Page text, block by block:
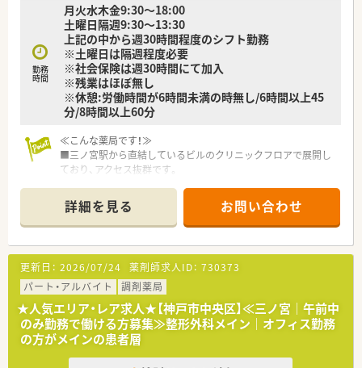
勤務
時間
月火水木金9:30～18:00
土曜日隔週9:30～13:30
上記の中から週30時間程度のシフト勤務
※土曜日は隔週程度必要
※社会保険は週30時間にて加入
※残業はほぼ無し
※休憩:労働時間が6時間未満の時無し/6時間以上45
分/8時間以上60分
≪こんな薬局です！≫
■三ノ宮駅から直結しているビルのクリニックフロアで展開し
ており、アクセス抜群です。
以上の医療機関から処方箋を応需しております。
■門前のクリニックとの関係性も良好で、疑義照会なども気兼ね
なくおこなうことができます。
■店舗内は待合室・調剤室共にゆとりあるスペースを確保してお
り、ストレスなく業務に遷延できる環境がございます。
■処方箋は1日100～120枚。薬剤師様1人当たりの対応枚数は30
枚弱とバランスの取れた業務量です。
≪業務内容について≫
■同じフロアの内科・眼科・皮膚科からは比較的軽度の症例をメ
インに応需しており一包化が少ない為、患者様をお待たせするこ
となくスムーズに投薬することが可能です。
詳細を見る お問い合わせ
更新日： 2026/07/24 薬剤師求人ID： 730373
パート・アルバイト
調剤薬局
★人気エリア・レア求人★【神戸市中央区】≪三ノ宮｜午前中
のみ勤務で働ける方募集≫整形外科メイン｜オフィス勤務
の方がメインの患者層